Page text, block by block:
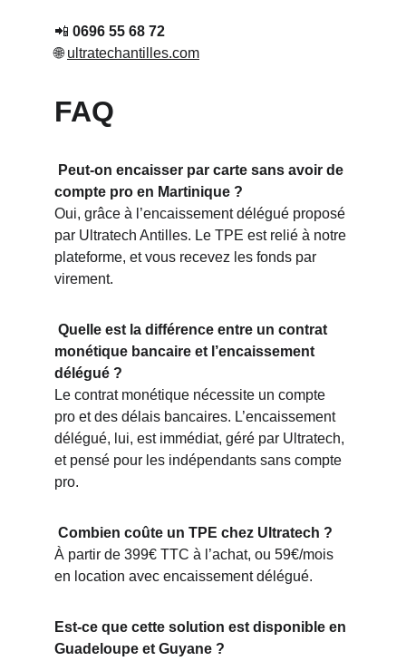
📲 0696 55 68 72
🌐 ultratechantilles.com
FAQ
compte pro en Martinique ?
Oui, grâce à l’encaissement délégué proposé
par Ultratech Antilles. Le TPE est relié à notre
plateforme, et vous recevez les fonds par
virement.
monétique bancaire et l’encaissement
délégué ?
Le contrat monétique nécessite un compte
pro et des délais bancaires. L’encaissement
délégué, lui, est immédiat, géré par Ultratech,
et pensé pour les indépendants sans compte
pro.
Combien coûte un TPE chez Ultratech ?
À partir de 399€ TTC à l’achat, ou 59€/mois
en location avec encaissement délégué.
Est-ce que cette solution est disponible en
Guadeloupe et Guyane ?